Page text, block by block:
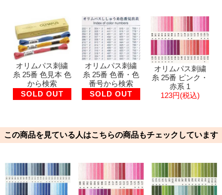
オリムパス刺繍
糸 25番 色見本 色
から検索
SOLD OUT
オリムパス刺繍
糸 25番 色番・色
番号から検索
SOLD OUT
オリムパス刺繍
糸 25番 ピンク・
赤系 1
123円(税込)
この商品を見ている人はこちらの商品もチェックしています